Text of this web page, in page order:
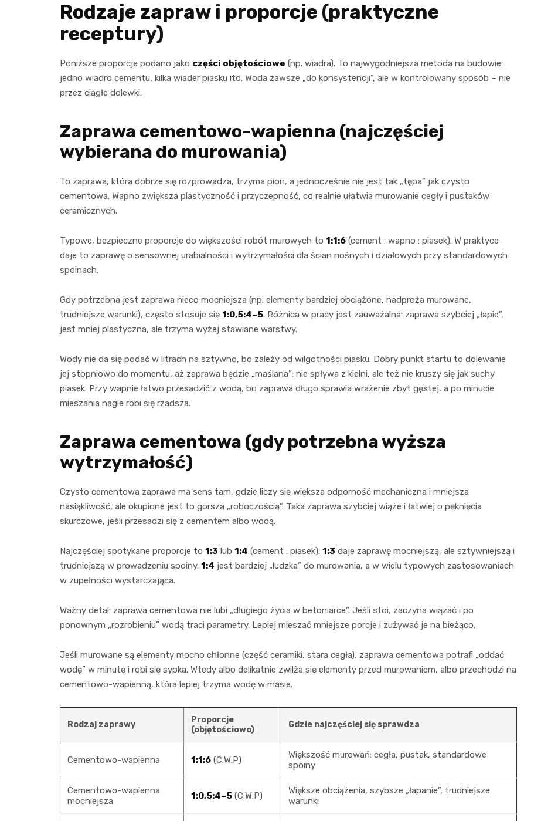
Rodzaje zapraw i proporcje (praktyczne
receptury)
Poniższe proporcje podano jako części objętościowe (np. wiadra). To najwygodniejsza metoda na budowie:
jedno wiadro cementu, kilka wiader piasku itd. Woda zawsze „do konsystencji”, ale w kontrolowany sposób – nie
przez ciągłe dolewki.
Zaprawa cementowo-wapienna (najczęściej
wybierana do murowania)
To zaprawa, która dobrze się rozprowadza, trzyma pion, a jednocześnie nie jest tak „tępa” jak czysto
cementowa. Wapno zwiększa plastyczność i przyczepność, co realnie ułatwia murowanie cegły i pustaków
ceramicznych.
Typowe, bezpieczne proporcje do większości robót murowych to 1:1:6 (cement : wapno : piasek). W praktyce
daje to zaprawę o sensownej urabialności i wytrzymałości dla ścian nośnych i działowych przy standardowych
spoinach.
Gdy potrzebna jest zaprawa nieco mocniejsza (np. elementy bardziej obciążone, nadproża murowane,
trudniejsze warunki), często stosuje się 1:0,5:4–5. Różnica w pracy jest zauważalna: zaprawa szybciej „łapie”,
jest mniej plastyczna, ale trzyma wyżej stawiane warstwy.
Wody nie da się podać w litrach na sztywno, bo zależy od wilgotności piasku. Dobry punkt startu to dolewanie
jej stopniowo do momentu, aż zaprawa będzie „maślana”: nie spływa z kielni, ale też nie kruszy się jak suchy
piasek. Przy wapnie łatwo przesadzić z wodą, bo zaprawa długo sprawia wrażenie zbyt gęstej, a po minucie
mieszania nagle robi się rzadsza.
Zaprawa cementowa (gdy potrzebna wyższa
wytrzymałość)
Czysto cementowa zaprawa ma sens tam, gdzie liczy się większa odporność mechaniczna i mniejsza
nasiąkliwość, ale okupione jest to gorszą „roboczością”. Taka zaprawa szybciej wiąże i łatwiej o pęknięcia
skurczowe, jeśli przesadzi się z cementem albo wodą.
Najczęściej spotykane proporcje to 1:3 lub 1:4 (cement : piasek). 1:3 daje zaprawę mocniejszą, ale sztywniejszą i
trudniejszą w prowadzeniu spoiny. 1:4 jest bardziej „ludzka” do murowania, a w wielu typowych zastosowaniach
w zupełności wystarczająca.
Ważny detal: zaprawa cementowa nie lubi „długiego życia w betoniarce”. Jeśli stoi, zaczyna wiązać i po
ponownym „rozrobieniu” wodą traci parametry. Lepiej mieszać mniejsze porcje i zużywać je na bieżąco.
Jeśli murowane są elementy mocno chłonne (część ceramiki, stara cegła), zaprawa cementowa potrafi „oddać
wodę” w minutę i robi się sypka. Wtedy albo delikatnie zwilża się elementy przed murowaniem, albo przechodzi na
cementowo-wapienną, która lepiej trzyma wodę w masie.
Rodzaj zaprawy
Proporcje
(objętościowo)
Gdzie najczęściej się sprawdza
Cementowo-wapienna 1:1:6 (C:W:P)
Większość murowań: cegła, pustak, standardowe
spoiny
Cementowo-wapienna
mocniejsza
1:0,5:4–5 (C:W:P)
Większe obciążenia, szybsze „łapanie”, trudniejsze
warunki